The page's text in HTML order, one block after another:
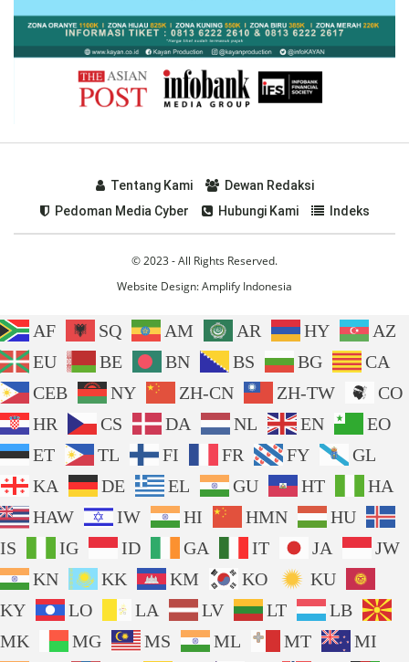
Tentang Kami
Dewan Redaksi
Pedoman Media Cyber
Hubungi Kami Indeks
© 2023 - All Rights Reserved.
Website Design:Amplify Indonesia
AF SQ AM AR HY
AZ
EU
BE BN BS BG
CA
CEB
NY ZH-CN ZH-TW
CO
HR
CS DA NL EN
EO
ET
TL FI FR FY
GL
KA
DE EL GU HT
HA
HAW
IW HI HMN
HU
IS
IG ID GA IT JA
JW
KN
KK KM KO
KU
KY
LO LA LV LT
LB
MK
MG MS ML MT
MI